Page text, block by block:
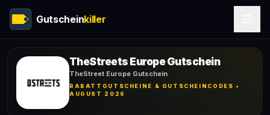
Gutscheinkiller
TheStreets Europe Gutschein
TheStreet Europe Gutschein
RABATTGUTSCHEINE & GUTSCHEINCODES •
AUGUST 2026